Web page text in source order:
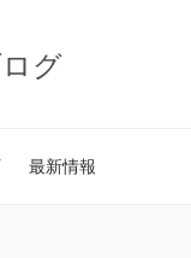
グ
最新情報